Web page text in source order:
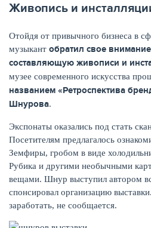
Живопись и
Отойдя от привычного бизнеса в
музыкант обратил свое
составляющую живописи и
музее современного искусства
названием «Ретроспектива
Шнурова.
Экспонаты оказались под стать
Посетителям предлагалось
Земфиры, гробом в виде
Рубика и другими необычными
вещами. Шнур выступил автором
спонсировал организацию
заработать, не сообщается.